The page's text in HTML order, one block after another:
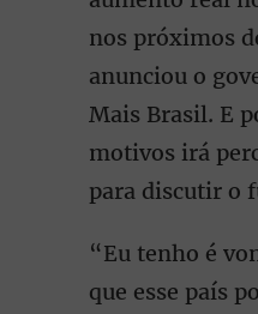
nos próximos
anunciou o
Mais Brasil. E
motivos irá
para discutir o
“Eu tenho é
que esse país